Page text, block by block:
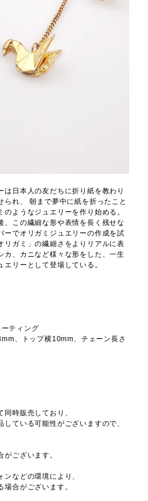
は日本人の友だちに折り紙を教わり
られ、 朝まで夢中に紙を折ったこと
ようなジュエリーを作り始める。
、この繊細な形や表情を長く残せな
ーでオリガミジュエリーの作成を試
リガミ」の繊細さをよりリアルに表
カ、カニなど様々な形をした、一生
リーとして登場している。
ティング
、トップ横10mm、チェーン長さ
時販売しており、
ている可能性がございますので、
ございます。
ンなどの環境により、
合がございます。